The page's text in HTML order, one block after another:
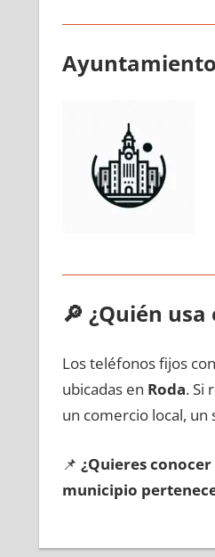
🔎 ¿Quién usa
Los teléfonos fijos
ubicadas en Roda. Si
un comercio local, un
📌 ¿Quieres
municipio